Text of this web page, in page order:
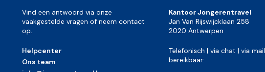
Vind een antwoord via onze
vaakgestelde vragen of neem contact
op.
Helpcenter
Ons team
Kantoor Jongerentravel
Jan Van Rijswijcklaan 258
2020 Antwerpen
Telefonisch | via chat | via mail
bereikbaar: